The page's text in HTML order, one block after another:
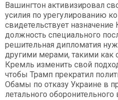
Вашингтон активизировал
усилия по урегулированию
свидетельствует назначение
должность специального
решительная дипломатия
другими мерами, такими как
Кремль изменить свой
чтобы Трамп прекратил
Обамы по отказу Украине в
летального